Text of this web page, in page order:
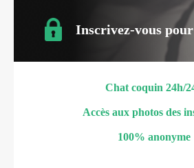
Inscrivez-vous
Chat coquin 24h/
Accès aux photos des
100% anonyme